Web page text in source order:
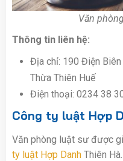
Văn
Thông tin liên hệ:
Địa chỉ: 190 Điện Biên
Thừa Thiên Huế
Điện thoại: 0234 38
Công ty luật Hợp
Văn phòng luật sư được
ty luật Hợp Danh Thiên